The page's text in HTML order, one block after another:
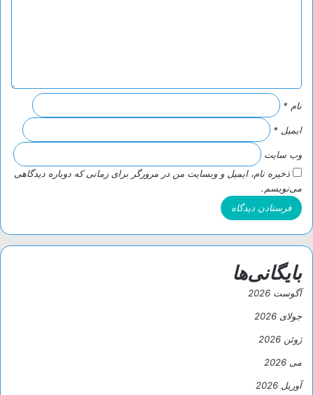
نام *
ایمیل *
وب‌ سایت
ذخیره نام، ایمیل و وبسایت من در مرورگر برای زمانی که دوباره دیدگاهی
می‌نویسم.
بایگانی‌ها
آگوست 2026
جولای 2026
ژوئن 2026
می 2026
آوریل 2026